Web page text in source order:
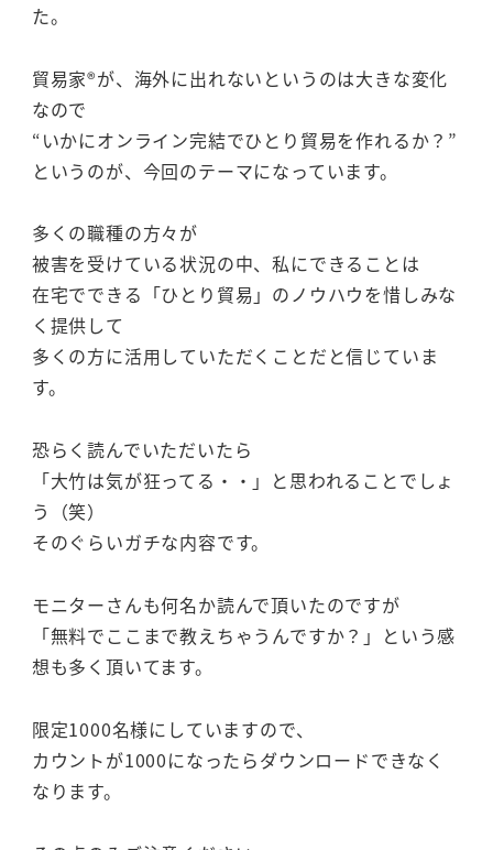
た。
貿易家®が、海外に出れないというのは大きな変化
なので
“いかにオンライン完結でひとり貿易を作れるか？”
というのが、今回のテーマになっています。
多くの職種の方々が
被害を受けている状況の中、私にできることは
在宅でできる「ひとり貿易」のノウハウを惜しみな
く提供して
多くの方に活用していただくことだと信じていま
す。
恐らく読んでいただいたら
「大竹は気が狂ってる・・」と思われることでしょ
う（笑）
そのぐらいガチな内容です。
モニターさんも何名か読んで頂いたのですが
「無料でここまで教えちゃうんですか？」という感
想も多く頂いてます。
限定1000名様にしていますので、
カウントが1000になったらダウンロードできなく
なります。